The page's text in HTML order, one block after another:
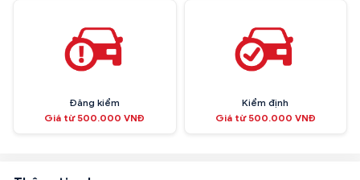
Đăng kiểm
Giá từ 500.000 VNĐ
Kiểm định
Giá từ 500.000 VNĐ